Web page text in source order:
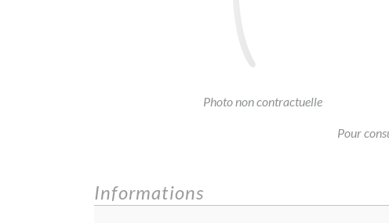
Photo non contractuelle
Pour
Informations